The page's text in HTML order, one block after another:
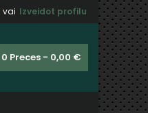
vai Izveidot profilu
0 Preces - 0,00 €